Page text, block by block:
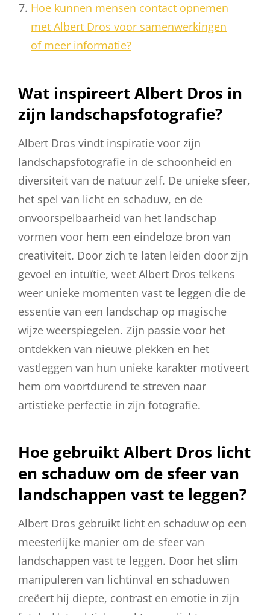
Hoe kunnen mensen contact opnemen
met Albert Dros voor samenwerkingen
of meer informatie?
Wat inspireert Albert Dros in
zijn landschapsfotografie?
Albert Dros vindt inspiratie voor zijn
landschapsfotografie in de schoonheid en
diversiteit van de natuur zelf. De unieke sfeer,
het spel van licht en schaduw, en de
onvoorspelbaarheid van het landschap
vormen voor hem een eindeloze bron van
creativiteit. Door zich te laten leiden door zijn
gevoel en intuïtie, weet Albert Dros telkens
weer unieke momenten vast te leggen die de
essentie van een landschap op magische
wijze weerspiegelen. Zijn passie voor het
ontdekken van nieuwe plekken en het
vastleggen van hun unieke karakter motiveert
hem om voortdurend te streven naar
artistieke perfectie in zijn fotografie.
Hoe gebruikt Albert Dros licht
en schaduw om de sfeer van
landschappen vast te leggen?
Albert Dros gebruikt licht en schaduw op een
meesterlijke manier om de sfeer van
landschappen vast te leggen. Door het slim
manipuleren van lichtinval en schaduwen
creëert hij diepte, contrast en emotie in zijn